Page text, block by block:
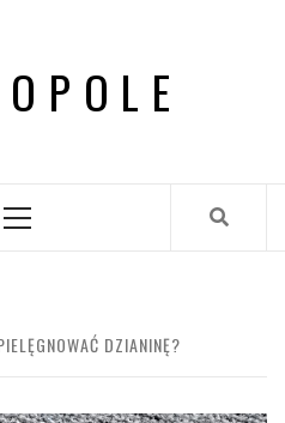
Menu
DZIANINĘ?